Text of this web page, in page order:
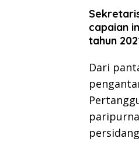
capaian
tahun
Dari